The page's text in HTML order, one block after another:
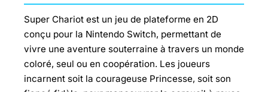
Super Chariot est un jeu de plateforme en 2D
conçu pour la Nintendo Switch, permettant de
vivre une aventure souterraine à travers un monde
coloré, seul ou en coopération. Les joueurs
incarnent soit la courageuse Princesse, soit son